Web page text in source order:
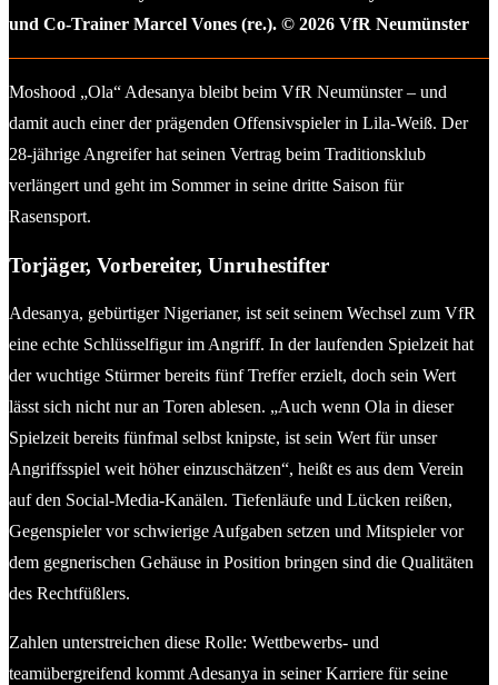
und Co-Trainer Marcel Vones (re.). © 2026 VfR Neumünster
Moshood „Ola“ Adesanya bleibt beim VfR Neumünster – und
damit auch einer der prägenden Offensivspieler in Lila-Weiß. Der
28-jährige Angreifer hat seinen Vertrag beim Traditionsklub
verlängert und geht im Sommer in seine dritte Saison für
Rasensport.
Torjäger, Vorbereiter, Unruhestifter
Adesanya, gebürtiger Nigerianer, ist seit seinem Wechsel zum VfR
eine echte Schlüsselfigur im Angriff. In der laufenden Spielzeit hat
der wuchtige Stürmer bereits fünf Treffer erzielt, doch sein Wert
lässt sich nicht nur an Toren ablesen. „Auch wenn Ola in dieser
Spielzeit bereits fünfmal selbst knipste, ist sein Wert für unser
Angriffsspiel weit höher einzuschätzen“, heißt es aus dem Verein
auf den Social-Media-Kanälen. Tiefenläufe und Lücken reißen,
Gegenspieler vor schwierige Aufgaben setzen und Mitspieler vor
dem gegnerischen Gehäuse in Position bringen sind die Qualitäten
des Rechtfüßlers.
Zahlen unterstreichen diese Rolle: Wettbewerbs- und
teamübergreifend kommt Adesanya in seiner Karriere für seine